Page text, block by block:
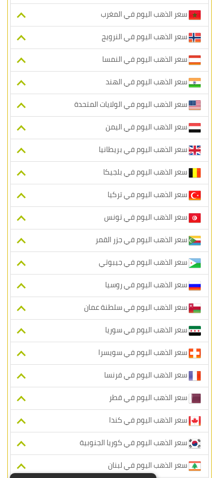
سعر الذهب اليوم في المغرب
سعر الذهب اليوم في النرويج
سعر الذهب اليوم في النمسا
سعر الذهب اليوم في الهند
سعر الذهب اليوم في الولايات المتحدة
سعر الذهب اليوم في اليمن
سعر الذهب اليوم في بريطانيا
سعر الذهب اليوم في بلجيكا
سعر الذهب اليوم في تركيا
سعر الذهب اليوم في تونس
سعر الذهب اليوم في جزر القمر
سعر الذهب اليوم في جيبوتي
سعر الذهب اليوم في روسيا
سعر الذهب اليوم في سلطنة عمان
سعر الذهب اليوم في سوريا
سعر الذهب اليوم في سويسرا
سعر الذهب اليوم في فرنسا
سعر الذهب اليوم في قطر
سعر الذهب اليوم في كندا
سعر الذهب اليوم في كوريا الجنوبية
سعر الذهب اليوم في لبنان